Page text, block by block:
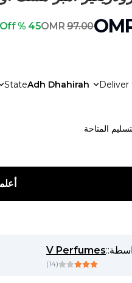
OMR97.00
45 % Off
Deliver
StateAdh Dhahirah
المتاحة
:
V Perfumes
(
14
)